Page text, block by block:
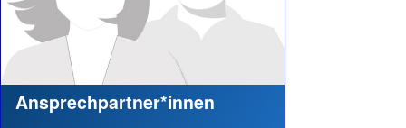
Ansprechpartner*innen